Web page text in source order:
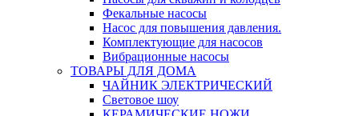
Фекальные насосы
Насос для повышения давления.
Комплектующие для насосов
Вибрационные насосы
ТОВАРЫ ДЛЯ ДОМА
ЧАЙНИК ЭЛЕКТРИЧЕСКИЙ
Световое шоу